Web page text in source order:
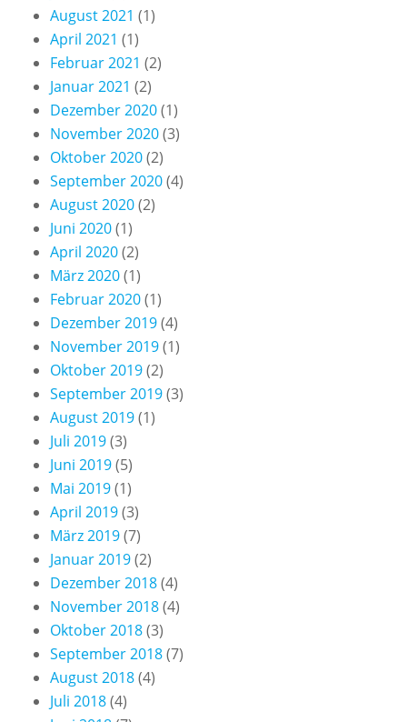
August 2021 (1)
April 2021 (1)
Februar 2021 (2)
Januar 2021 (2)
Dezember 2020(1)
November 2020(3)
Oktober 2020(2)
September 2020(4)
August 2020(2)
Juni 2020(1)
April 2020(2)
März 2020(1)
Februar 2020(1)
Dezember 2019(4)
November 2019(1)
Oktober 2019(2)
September 2019(3)
August 2019(1)
Juli 2019(3)
Juni 2019(5)
Mai 2019(1)
April 2019(3)
März 2019(7)
Januar 2019(2)
Dezember 2018(4)
November 2018(4)
Oktober 2018(3)
September 2018(7)
August 2018(4)
Juli 2018(4)